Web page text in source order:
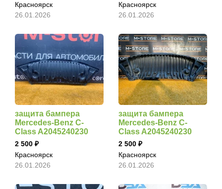
Красноярск
26.01.2026
Красноярск
26.01.2026
защита бампера
Mercedes-Benz C-
Class A2045240230
2 500
Красноярск
26.01.2026
защита бампера
Mercedes-Benz C-
Class A2045240230
2 500
Красноярск
26.01.2026